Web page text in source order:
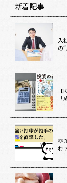
新着記事
入
の
💡
む